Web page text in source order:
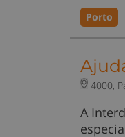
Porto
4000,
A